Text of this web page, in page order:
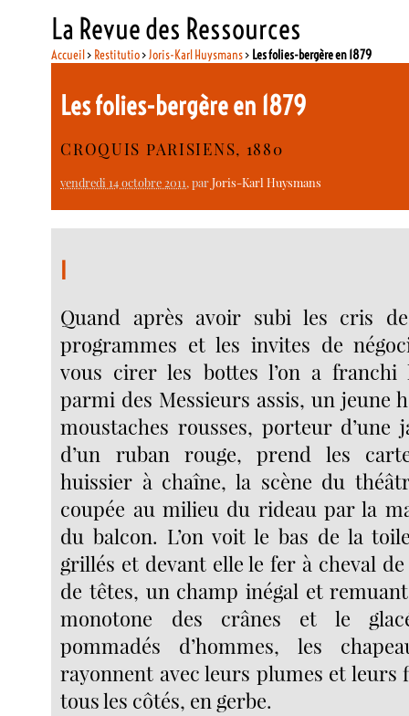
La Revue des Ressources
Accueil> Restitutio>Joris-Karl Huysmans> Les folies-bergère en 1879
Les folies-bergère en 1879
CROQUIS PARISIENS, 1880
vendredi 14 octobre 2011, parJoris-Karl Huysmans
I
Quand après avoir subi les cris
programmes et les invites de
vous cirer les bottes l’on a
parmi des Messieurs assis, un jeune
moustaches rousses, porteur d’une
d’un ruban rouge, prend les
huissier à chaîne, la scène du
coupée au milieu du rideau par la
du balcon. L’on voit le bas de la
grillés et devant elle le fer à cheval
de têtes, un champ inégal et
monotone des crânes et le
pommadés d’hommes, les
rayonnent avec leurs plumes et
tous les côtés, en gerbe.